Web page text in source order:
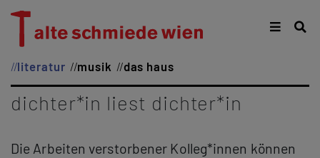
literatur musik das haus
dichter*in liest dichter*in
Die Arbeiten verstorbener Kolleg*innen können